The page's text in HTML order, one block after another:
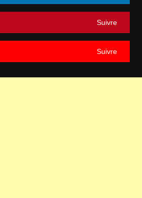
Suivre
Suivre